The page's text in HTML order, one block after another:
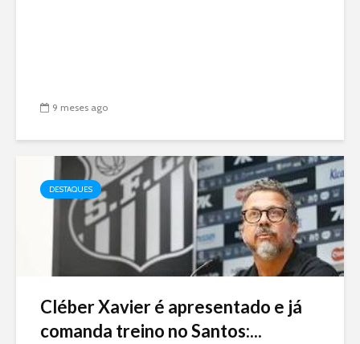
9 meses ago
DESTAQUES
Cléber Xavier é apresentado e já
comanda treino no Santos:...